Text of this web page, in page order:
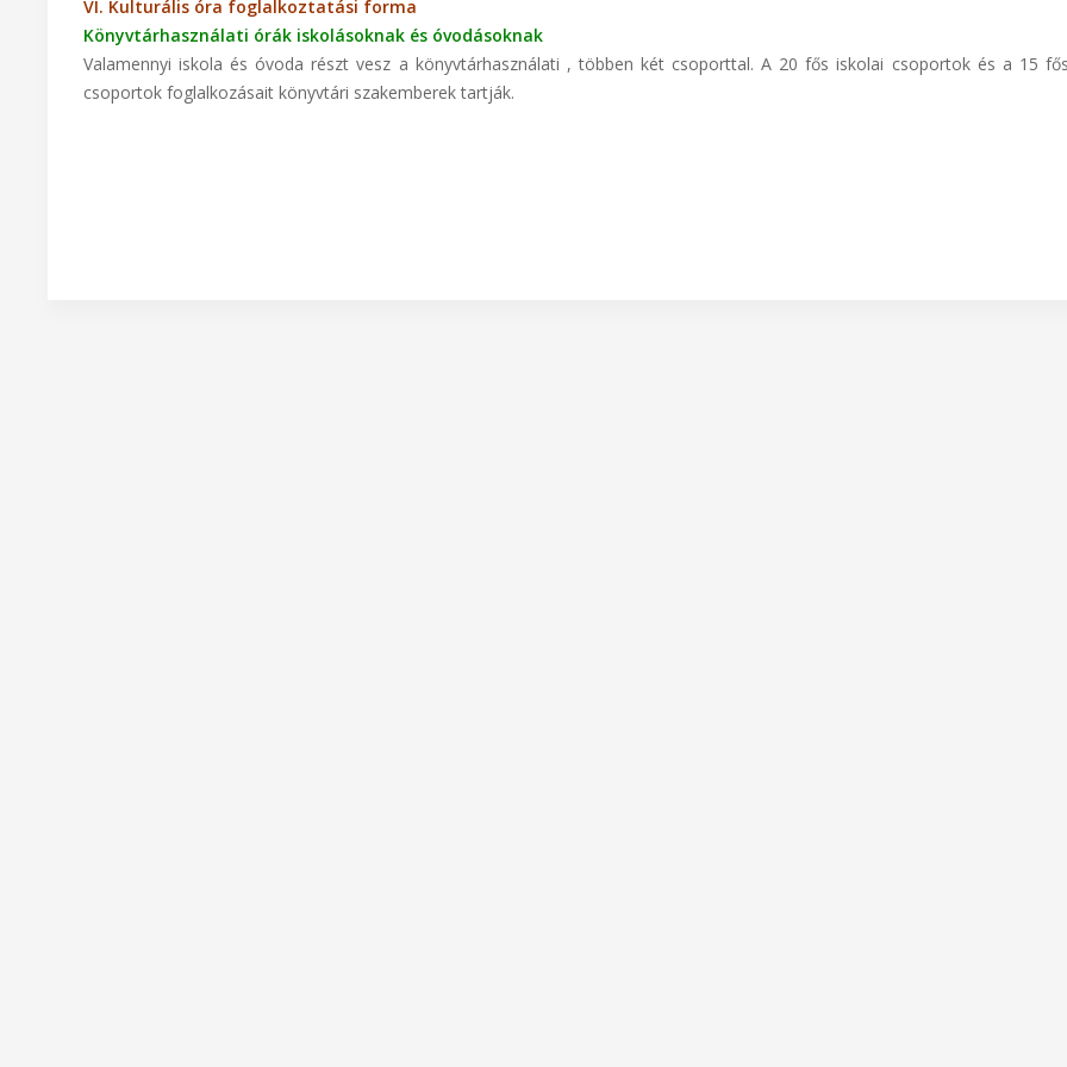
VI. Kulturális óra foglalkoztatási forma
Könyvtárhasználati órák iskolásoknak és óvodásoknak
Valamennyi iskola és óvoda részt vesz a könyvtárhasználati , többen két csoporttal. A 20 fős iskolai csoportok és a 15
csoportok foglalkozásait könyvtári szakemberek tartják.